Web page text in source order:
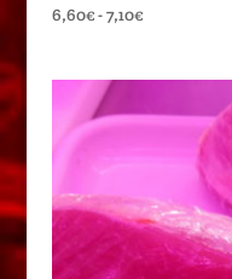
6,60€-7,10€Rango
6,60€
hasta